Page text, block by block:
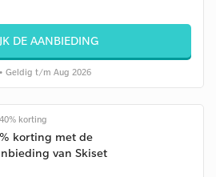
DE AANBIEDING
• Geldig t/m Aug 2026
korting
korting met de
van Skiset